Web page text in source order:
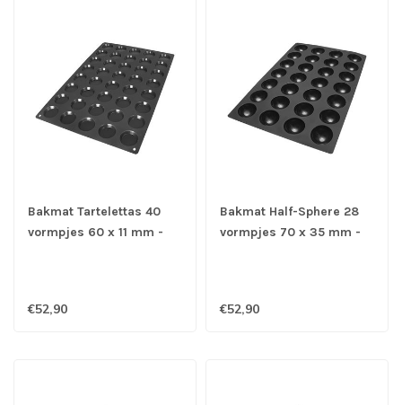
Bakmat Tartelettas 40
vormpjes 60 x 11 mm -
€52,90
Bakmat Half-Sphere 28
vormpjes 70 x 35 mm -
€52,90